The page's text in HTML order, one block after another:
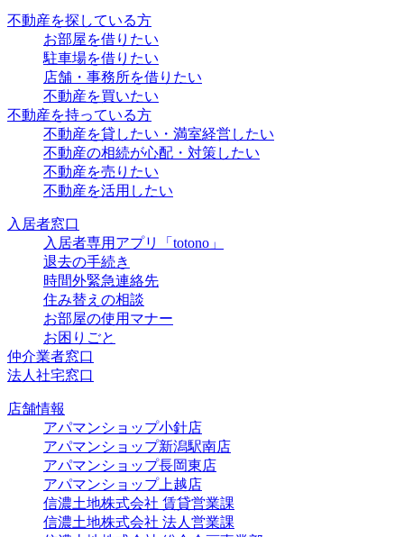
不動産を探している方
お部屋を借りたい
駐車場を借りたい
店舗・事務所を借りたい
不動産を買いたい
不動産を持っている方
不動産を貸したい・満室経営したい
不動産の相続が心配・対策したい
不動産を売りたい
不動産を活用したい
入居者窓口
入居者専用アプリ「totono」
退去の手続き
時間外緊急連絡先
住み替えの相談
お部屋の使用マナー
お困りごと
仲介業者窓口
法人社宅窓口
店舗情報
アパマンショップ小針店
アパマンショップ新潟駅南店
アパマンショップ長岡東店
アパマンショップ上越店
信濃土地株式会社 賃貸営業課
信濃土地株式会社 法人営業課